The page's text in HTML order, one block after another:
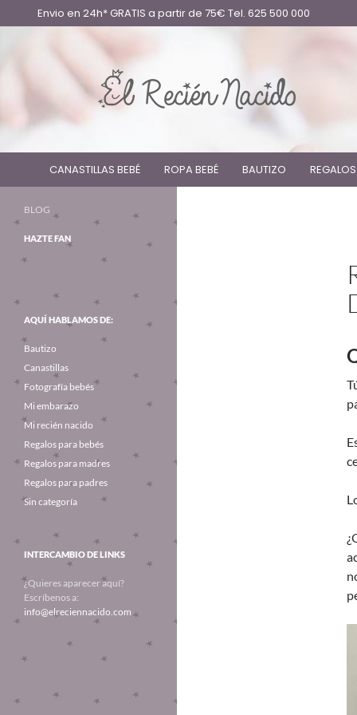
Envio en 24h* GRATIS a partir de 75€ Tel. 625 500 000
CANASTILLAS BEBÉ ROPA BEBÉ BAUTIZO
BLOG
HAZTE FAN
AQUÍ HABLAMOS DE:
Bautizo
Canastillas
Fotografía bebés
Mi embarazo
Mi recién nacido
Regalos para bebés
Regalos para madres
Regalos para padres
Sin categoría
INTERCAMBIO DE LINKS
¿Quieres aparecer aquí?
Escríbenos a:
info@elreciennacido.com